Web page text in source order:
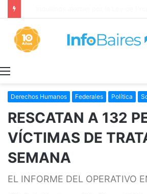
Derechos Humanos Federales Política
RESCATAN A 132
VÍCTIMAS DE
SEMANA
EL INFORME DEL OPERATIVO